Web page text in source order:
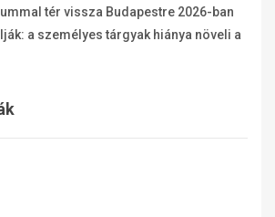
tér vissza Budapestre 2026-ban
a személyes tárgyak hiánya növeli a